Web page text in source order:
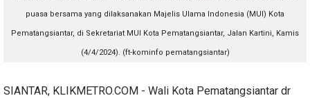
puasa bersama yang dilaksanakan Majelis Ulama Indonesia (MUI) Kota
Pematangsiantar, di Sekretariat MUI Kota Pematangsiantar, Jalan Kartini, Kamis
(4/4/2024). (ft-kominfo pematangsiantar)
SIANTAR, KLIKMETRO.COM - Wali Kota Pematangsiantar dr